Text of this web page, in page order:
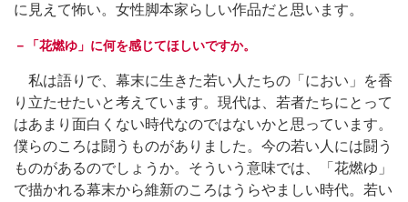
に見えて怖い。女性脚本家らしい作品だと思います。
－「花燃ゆ」に何を感じてほしいですか。
私は語りで、幕末に生きた若い人たちの「におい」を香
り立たせたいと考えています。現代は、若者たちにとって
はあまり面白くない時代なのではないかと思っています。
僕らのころは闘うものがありました。今の若い人には闘う
ものがあるのでしょうか。そういう意味では、「花燃ゆ」
で描かれる幕末から維新のころはうらやましい時代。若い